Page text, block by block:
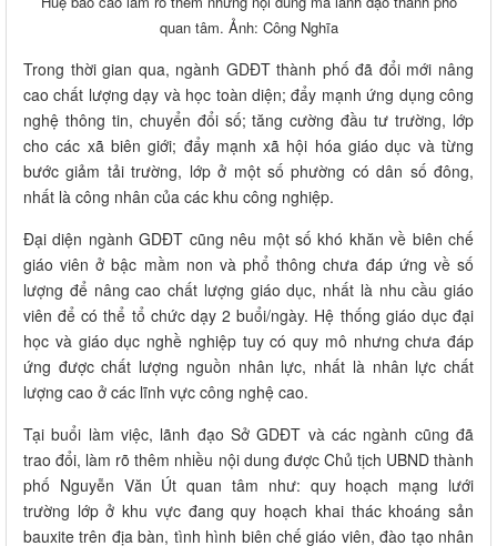
quan tâm. Ảnh: Công Nghĩa
Trong thời gian qua, ngành GDĐT thành phố đã đổi mới nâng
cao chất lượng dạy và học toàn diện; đẩy mạnh ứng dụng công
nghệ thông tin, chuyển đổi số; tăng cường đầu tư trường, lớp
cho các xã biên giới; đẩy mạnh xã hội hóa giáo dục và từng
bước giảm tải trường, lớp ở một số phường có dân số đông,
nhất là công nhân của các khu công nghiệp.
Đại diện ngành GDĐT cũng nêu một số khó khăn về biên chế
giáo viên ở bậc mầm non và phổ thông chưa đáp ứng về số
lượng để nâng cao chất lượng giáo dục, nhất là nhu cầu giáo
viên để có thể tổ chức dạy 2 buổi/ngày. Hệ thống giáo dục đại
học và giáo dục nghề nghiệp tuy có quy mô nhưng chưa đáp
ứng được chất lượng nguồn nhân lực, nhất là nhân lực chất
lượng cao ở các lĩnh vực công nghệ cao.
Tại buổi làm việc, lãnh đạo Sở GDĐT và các ngành cũng đã
trao đổi, làm rõ thêm nhiều nội dung được Chủ tịch UBND thành
phố Nguyễn Văn Út quan tâm như: quy hoạch mạng lưới
trường lớp ở khu vực đang quy hoạch khai thác khoáng sản
bauxite trên địa bàn, tình hình biên chế giáo viên, đào tạo nhân